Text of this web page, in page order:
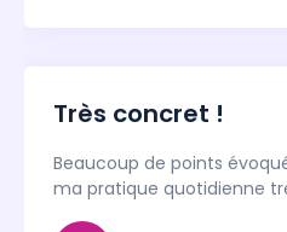
Très concret !
Beaucoup de points
ma pratique quotidienne